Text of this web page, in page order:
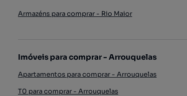
Armazéns para comprar - Rio Maior
Imóveis para comprar - Arrouquelas
Apartamentos para comprar - Arrouquelas
T0 para comprar - Arrouquelas